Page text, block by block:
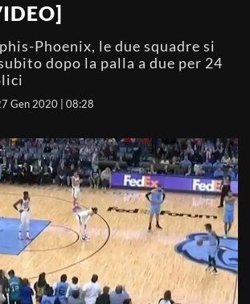
Phoenix, le due squadre si
dopo la palla a due per 24
Gen 2020 | 08:28